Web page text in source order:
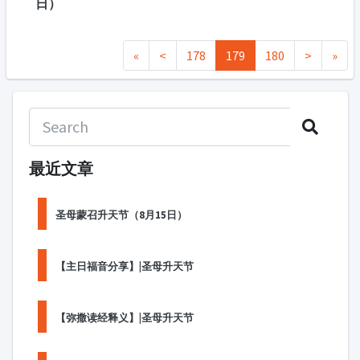
« < 178 179 180 > »
最近文章
圣母蒙召升天节（8月15日）
【主日福音分享】|圣母升天节
【弥撒读经释义】|圣母升天节